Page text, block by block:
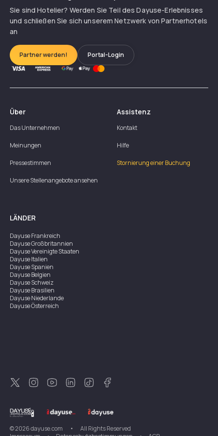
Sie sind Hotelier? Werden Sie Teil des Dayuse-Erlebnisses
und schließen Sie sich unserem Netzwerk von Partnerhotels
an
Partner werden! Portal-Login
Über
Das Unternehmen
Meinungen
Pressestimmen
Unsere Stellenangebote ansehen
Assistenz
Kontakt
Hilfe
Stornierung einer Buchung
LÄNDER
DayuseFrankreich
DayuseGroßbritannien
DayuseVereinigte Staaten
DayuseItalien
DayuseSpanien
DayuseBelgien
DayuseSchweiz
DayuseBrasilien
DayuseNiederlande
DayuseÖsterreich
Korea
DayuseNeuseeland
©2026dayuse.com •
All Rights Reserved